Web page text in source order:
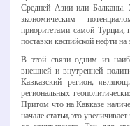
Средней Азии или Балканы.
экономическим
приоритетами самой
поставки каспийской нефти
В этой связи одним из
внешней и внутренней
Кавказский регион,
региональных
Притом что на Кавказе
начале статьи, это